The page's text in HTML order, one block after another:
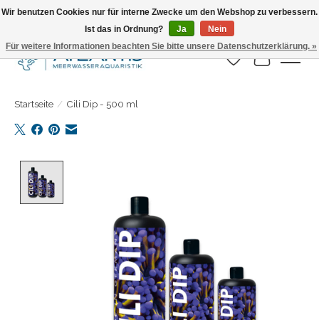
Täglicher Versand. Bestelle bis 15.00 Uhr
Wunschzettel
Ihr
Startseite / Cili Dip - 500 ml
Wir benutzen Cookies nur für interne Zwecke um den Webshop zu verbessern.
Ist das in Ordnung?
Ja
Nein
Für weitere Informationen beachten Sie bitte unsere Datenschutzerklärung. »